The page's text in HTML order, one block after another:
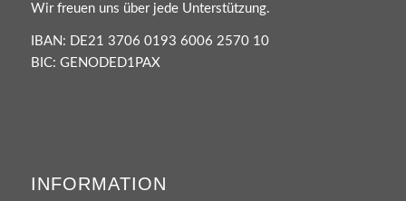
Wir freuen uns über jede Unterstützung.
IBAN: DE21 3706 0193 6006 2570 10
BIC: GENODED1PAX
INFORMATION